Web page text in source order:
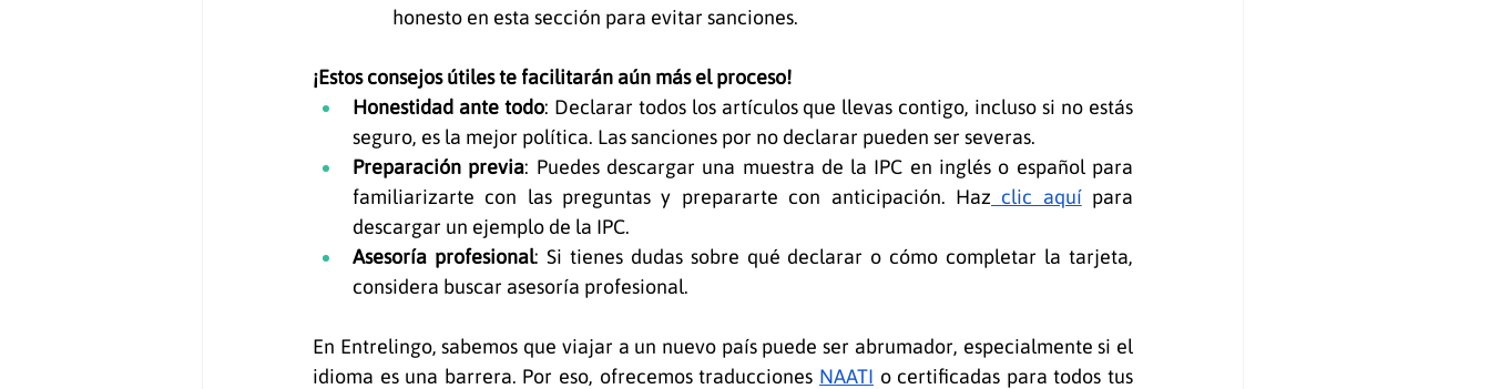
honesto en esta sección para evitar sanciones.
¡Estos consejos útiles te facilitarán aún más el proceso!
Honestidad ante todo: Declarar todos los artículos que llevas contigo, incluso si no estás
seguro, es la mejor política. Las sanciones por no declarar pueden ser severas.
Preparación previa: Puedes descargar una muestra de la IPC en inglés o español para
familiarizarte con las preguntas y prepararte con anticipación. Haz clic aquí para
descargar un ejemplo de la IPC.
Asesoría profesional: Si tienes dudas sobre qué declarar o cómo completar la tarjeta,
considera buscar asesoría profesional.
En Entrelingo, sabemos que viajar a un nuevo país puede ser abrumador, especialmente si el
idioma es una barrera. Por eso, ofrecemos traducciones NAATI o certificadas para todos tus